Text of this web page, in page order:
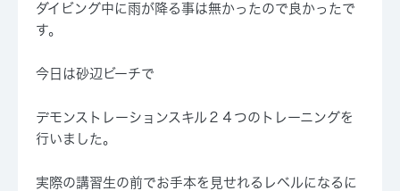
ダイビング中に雨が降る事は無かったので良かったで
す。
今日は砂辺ビーチで
デモンストレーションスキル２４つのトレーニングを
行いました。
実際の講習生の前でお手本を見せれるレベルになるに